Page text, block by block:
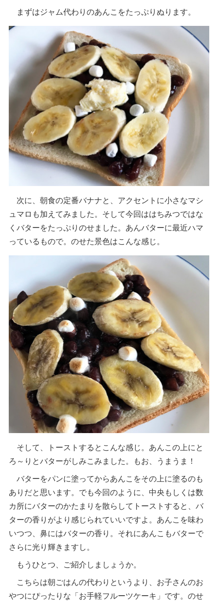
まずはジャム代わりのあんこをたっぷりぬります。
次に、朝食の定番バナナと、アクセントに小さなマシ
ュマロも加えてみました。そして今回ははちみつではな
くバターをたっぷりのせました。あんバターに最近ハマ
っているもので。のせた景色はこんな感じ。
そして、トーストするとこんな感じ。あんこの上にと
ろ～りとバターがしみこみました。もお、うまうま！
バターをパンに塗ってからあんこをその上に塗るのも
ありだと思います。でも今回のように、中央もしくは数
カ所にバターのかたまりを散らしてトーストすると、バ
ターの香りがより感じられていいですよ。あんこを味わ
いつつ、鼻にはバターの香り。それにあんこもバターで
さらに光り輝きますし。
もうひとつ、ご紹介しましょうか。
こちらは朝ごはんの代わりというより、お子さんのお
やつにぴったりな「お手軽フルーツケーキ」です。のせ